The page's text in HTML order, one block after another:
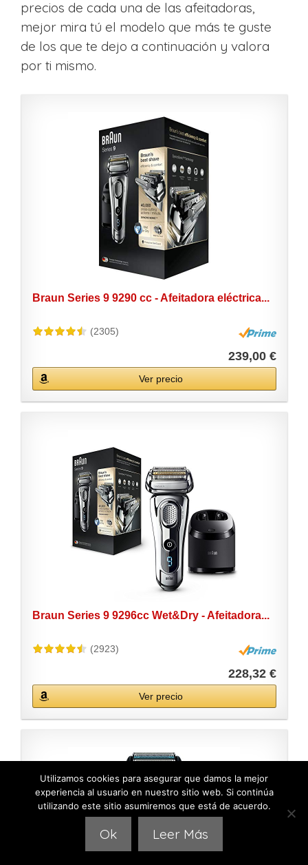
precios de cada una de las afeitadoras,
mejor mira tú el modelo que más te guste
de los que te dejo a continuación y valora
por ti mismo.
Braun Series 9 9290 cc - Afeitadora eléctrica...
(2305)
239,00 €
Ver precio
Braun Series 9 9296cc Wet&Dry - Afeitadora...
(2923)
228,32 €
Ver precio
Utilizamos cookies para asegurar que damos la mejor
experiencia al usuario en nuestro sitio web. Si continúa
utilizando este sitio asumiremos que está de acuerdo.
Ok Leer Más